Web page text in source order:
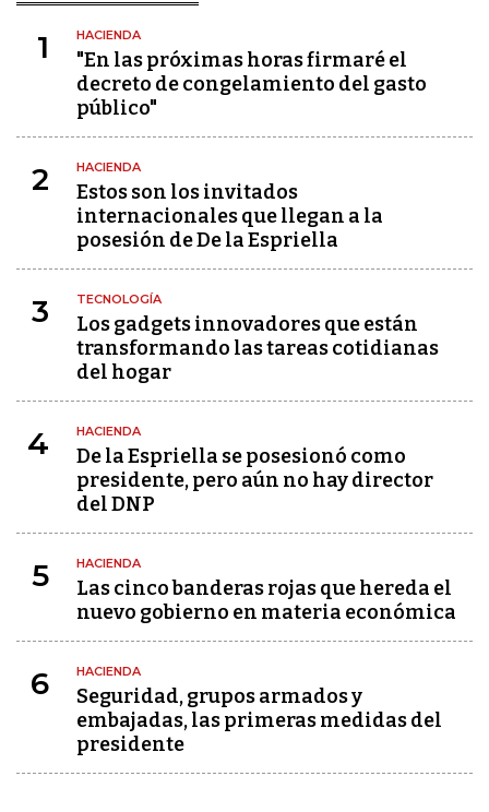
1 HACIENDA
"En las próximas horas firmaré el
decreto de congelamiento del gasto
público"
2 HACIENDA
Estos son los invitados
internacionales que llegan a la
posesión de De la Espriella
3 TECNOLOGÍA
Los gadgets innovadores que están
transformando las tareas cotidianas
del hogar
4 HACIENDA
De la Espriella se posesionó como
presidente, pero aún no hay director
del DNP
5 HACIENDA
Las cinco banderas rojas que hereda el
nuevo gobierno en materia económica
6 HACIENDA
Seguridad, grupos armados y
embajadas, las primeras medidas del
presidente